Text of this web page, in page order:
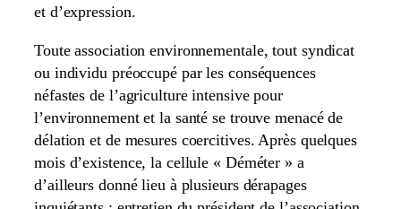
et d’expression.
Toute association environnementale, tout syndicat
ou individu préoccupé par les conséquences
néfastes de l’agriculture intensive pour
l’environnement et la santé se trouve menacé de
délation et de mesures coercitives. Après quelques
mois d’existence, la cellule « Déméter » a
d’ailleurs donné lieu à plusieurs dérapages